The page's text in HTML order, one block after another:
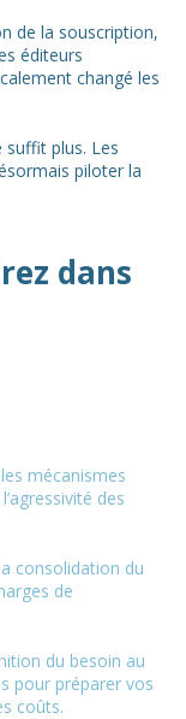
de la souscription,
éditeurs
changé les
plus. Les
piloter la
dans
mécanismes
des
consolidation du
de
du besoin au
pour préparer vos
coûts.